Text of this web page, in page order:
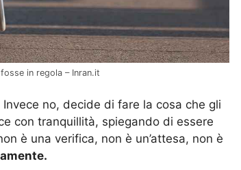
in regola – Inran.it
no, decide di fare la cosa che gli
con tranquillità, spiegando di essere
è una verifica, non è un’attesa, non è